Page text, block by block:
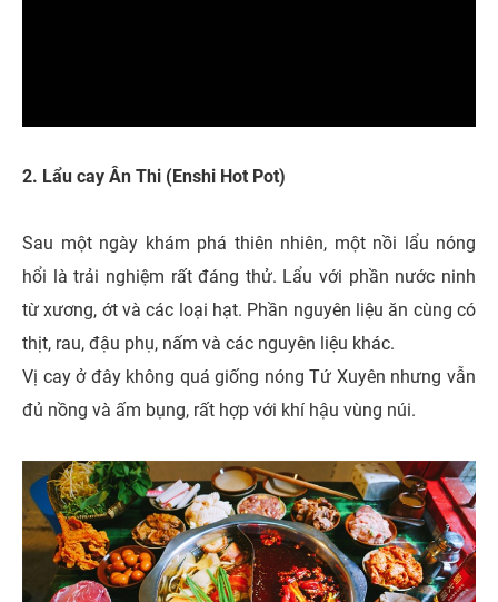
2. Lẩu cay Ân Thi (Enshi Hot Pot)
Sau một ngày khám phá thiên nhiên, một nồi lẩu nóng
hổi là trải nghiệm rất đáng thử. Lẩu với phần nước ninh
từ xương, ớt và các loại hạt. Phần nguyên liệu ăn cùng có
thịt, rau, đậu phụ, nấm và các nguyên liệu khác.
Vị cay ở đây không quá giống nóng Tứ Xuyên nhưng vẫn
đủ nồng và ấm bụng, rất hợp với khí hậu vùng núi.